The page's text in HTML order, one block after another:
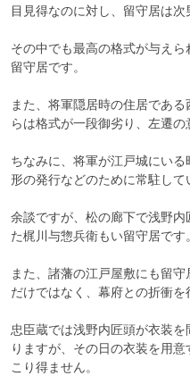
目見得なのに対し、留守居は次
その中でも最高の格式が与え
留守居です。
また、将軍隠居時の住居であ
らは格式が一段御劣り、左遷の
ちなみに、将軍が江戸城にい
形の発行などのために常駐して
余談ですが、松の廊下で浅野内
た梶川与惣兵衛もい留守居です。
また、諸藩の江戸屋敷にも留
だけではなく、幕府との折衝を
忠臣蔵では浅野内匠頭が衣装
りますが、その日の衣装を用
こり得ません。